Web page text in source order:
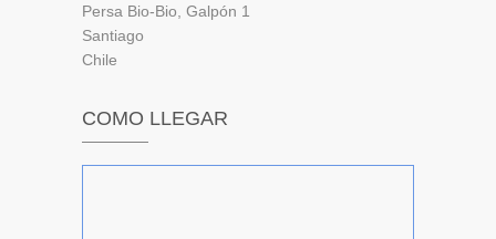
Persa Bio-Bio, Galpón 1
Santiago
Chile
COMO LLEGAR